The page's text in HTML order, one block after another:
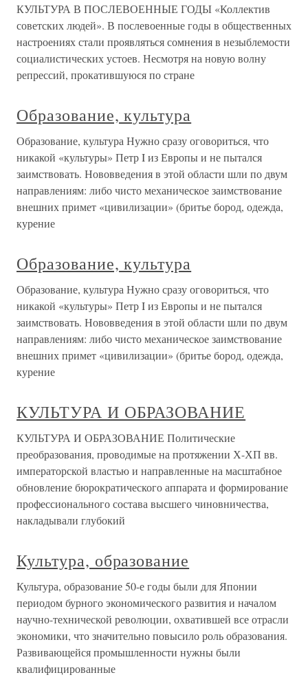
КУЛЬТУРА В ПОСЛЕВОЕННЫЕ ГОДЫ «Коллектив
советских людей». В послевоенные годы в общественных
настроениях стали проявляться сомнения в незыблемости
социалистических устоев. Несмотря на новую волну
репрессий, прокатившуюся по стране
Образование, культура
Образование, культура Нужно сразу оговориться, что
никакой «культуры» Петр I из Европы и не пытался
заимствовать. Нововведения в этой области шли по двум
направлениям: либо чисто механическое заимствование
внешних примет «цивилизации» (бритье бород, одежда,
курение
Образование, культура
Образование, культура Нужно сразу оговориться, что
никакой «культуры» Петр I из Европы и не пытался
заимствовать. Нововведения в этой области шли по двум
направлениям: либо чисто механическое заимствование
внешних примет «цивилизации» (бритье бород, одежда,
курение
КУЛЬТУРА И ОБРАЗОВАНИЕ
КУЛЬТУРА И ОБРАЗОВАНИЕ Политические
преобразования, проводимые на протяжении Х-ХП вв.
императорской властью и направленные на масштабное
обновление бюрократического аппарата и формирование
профессионального состава высшего чиновничества,
накладывали глубокий
Культура, образование
Культура, образование 50-е годы были для Японии
периодом бурного экономического развития и началом
научно-технической революции, охватившей все отрасли
экономики, что значительно повысило роль образования.
Развивающейся промышленности нужны были
квалифицированные